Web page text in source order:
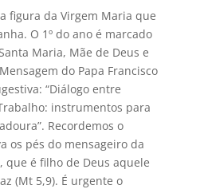
figura da Virgem Maria que
O 1º do ano é marcado
Maria, Mãe de Deus e
do Papa Francisco
“Diálogo entre
instrumentos para
Recordemos o
os pés do mensageiro da
que é filho de Deus aquele
(Mt 5,9). É urgente o